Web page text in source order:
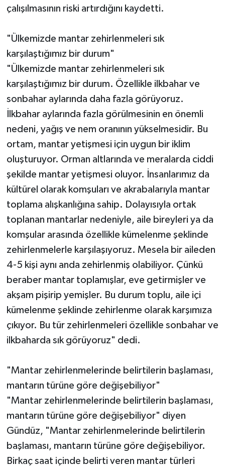
çalışılmasının riski artırdığını kaydetti.
"Ülkemizde mantar zehirlenmeleri sık
karşılaştığımız bir durum"
"Ülkemizde mantar zehirlenmeleri sık
karşılaştığımız bir durum. Özellikle ilkbahar ve
sonbahar aylarında daha fazla görüyoruz.
İlkbahar aylarında fazla görülmesinin en önemli
nedeni, yağış ve nem oranının yükselmesidir. Bu
ortam, mantar yetişmesi için uygun bir iklim
oluşturuyor. Orman altlarında ve meralarda ciddi
şekilde mantar yetişmesi oluyor. İnsanlarımız da
kültürel olarak komşuları ve akrabalarıyla mantar
toplama alışkanlığına sahip. Dolayısıyla ortak
toplanan mantarlar nedeniyle, aile bireyleri ya da
komşular arasında özellikle kümelenme şeklinde
zehirlenmelerle karşılaşıyoruz. Mesela bir aileden
4-5 kişi aynı anda zehirlenmiş olabiliyor. Çünkü
beraber mantar toplamışlar, eve getirmişler ve
akşam pişirip yemişler. Bu durum toplu, aile içi
kümelenme şeklinde zehirlenme olarak karşımıza
çıkıyor. Bu tür zehirlenmeleri özellikle sonbahar ve
ilkbaharda sık görüyoruz" dedi.
"Mantar zehirlenmelerinde belirtilerin başlaması,
mantarın türüne göre değişebiliyor"
"Mantar zehirlenmelerinde belirtilerin başlaması,
mantarın türüne göre değişebiliyor" diyen
Gündüz, "Mantar zehirlenmelerinde belirtilerin
başlaması, mantarın türüne göre değişebiliyor.
Birkaç saat içinde belirti veren mantar türleri